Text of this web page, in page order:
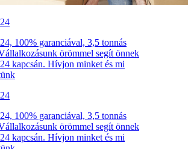
100% garanciával, 3,5 tonnás
örömmel segít önnek
kapcsán. Hívjon minket és mi
100% garanciával, 3,5 tonnás
örömmel segít önnek
kapcsán. Hívjon minket és mi